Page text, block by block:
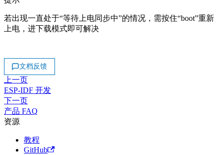
若出现一直处于“等待上电同步中”的情况，需按住“boot”重新
上电，进下载模式即可解决
文档反馈
上一页
ESP-IDF 开发
下一页
产品 FAQ
资源
教程
GitHub